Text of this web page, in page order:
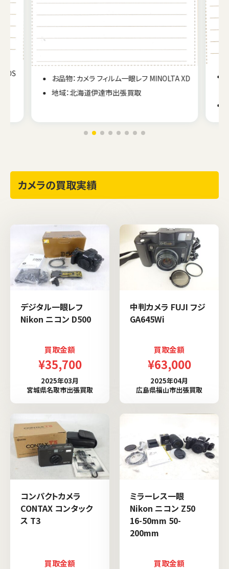
EOS
お品物：カメラ フィルム一眼レフ MINOLTA XD
地域：北海道伊達市出張買取
カメラの買取実績
デジタル一眼レフ
Nikon ニコン D500
買取金額
¥35,700
2025年03月
宮城県名取市出張買取
中判カメラ FUJI フジ
GA645Wi
買取金額
¥63,000
2025年04月
広島県福山市出張買取
コンパクトカメラ
CONTAX コンタック
ス T3
買取金額
ミラーレス一眼
Nikon ニコン Z50
16-50mm 50-
200mm
買取金額